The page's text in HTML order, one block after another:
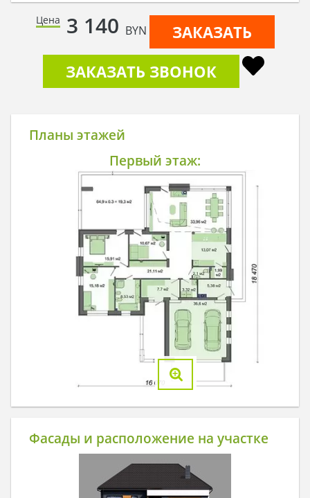
Цена 3 140 BYN
ЗАКАЗАТЬ
ЗАКАЗАТЬ ЗВОНОК
Планы этажей
Первый этаж:
Фасады и расположение на участке